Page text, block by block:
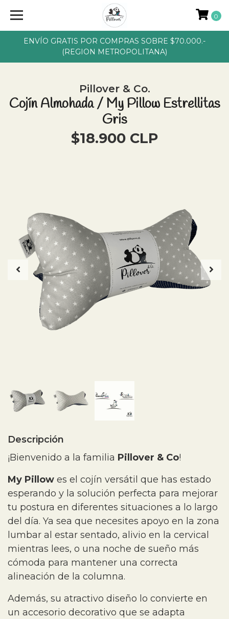
ENVÍO GRATIS POR COMPRAS SOBRE $70.000.-
(REGION METROPOLITANA)
0
Pillover & Co.
Cojín Almohada / My Pillow Estrellitas
Gris
$18.900 CLP
Descripción
¡Bienvenido a la familia Pillover & Co!
My Pillow es el cojín versátil que has estado
esperando y la solución perfecta para mejorar
tu postura en diferentes situaciones a lo largo
del día. Ya sea que necesites apoyo en la zona
lumbar al estar sentado, alivio en la cervical
mientras lees, o una noche de sueño más
cómoda para mantener una correcta
alineación de la columna.
Además, su atractivo diseño lo convierte en
un accesorio decorativo que se adapta